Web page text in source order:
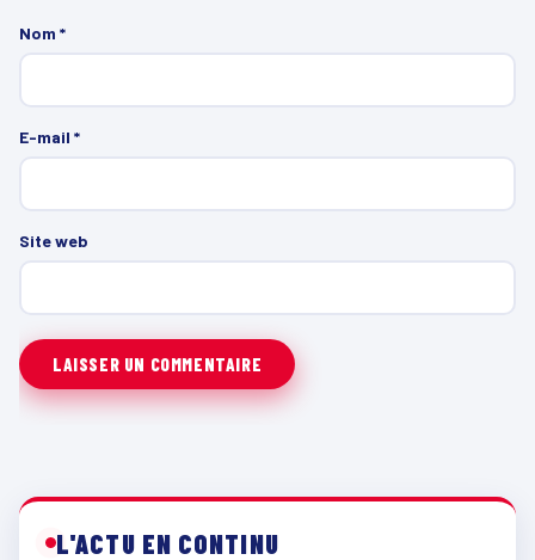
Nom *
E-mail *
Site web
L'ACTU EN CONTINU